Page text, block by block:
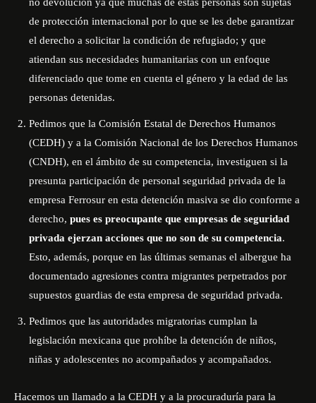
de protección internacional por lo que se les debe garantizar
el derecho a solicitar la condición de refugiado; y que
atiendan sus necesidades humanitarias con un enfoque
diferenciado que tome en cuenta el género y la edad de las
personas detenidas.
Pedimos que la Comisión Estatal de Derechos Humanos
(CEDH) y a la Comisión Nacional de los Derechos Humanos
(CNDH), en el ámbito de su competencia, investiguen si la
presunta participación de personal seguridad privada de la
empresa Ferrosur en esta detención masiva se dio conforme a
derecho, pues es preocupante que empresas de seguridad
privada ejerzan acciones que no son de su competencia.
Esto, además, porque en las últimas semanas el albergue ha
documentado agresiones contra migrantes perpetrados por
supuestos guardias de esta empresa de seguridad privada.
Pedimos que las autoridades migratorias cumplan la
legislación mexicana que prohíbe la detención de niños,
niñas y adolescentes no acompañados y acompañados.
Hacemos un llamado a la CEDH y a la procuraduría para la